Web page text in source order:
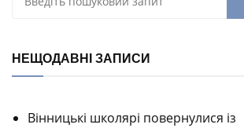
НЕЩОДАВНІ ЗАПИСИ
Вінницькі школярі повернулися із